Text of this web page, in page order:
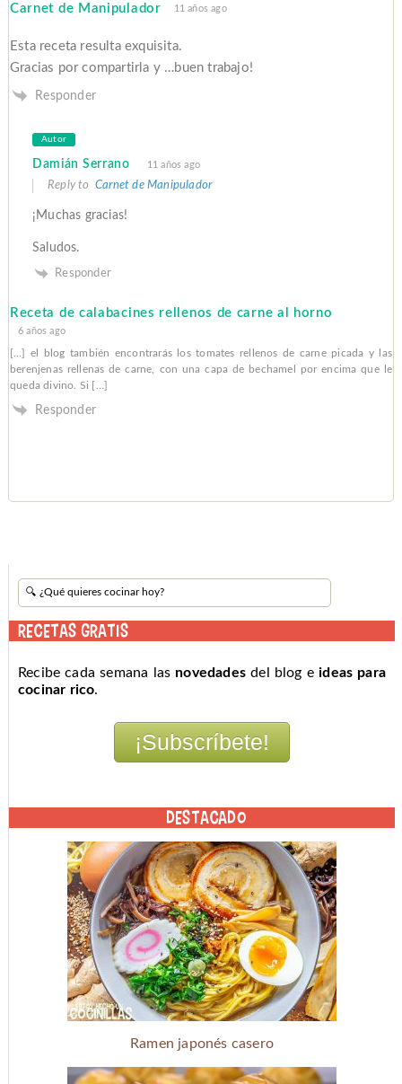
Carnet de Manipulador 11 años ago
Esta receta resulta exquisita.
Gracias por compartirla y …buen trabajo!
Responder
Autor
Damián Serrano 11 años ago
Reply to Carnet de Manipulador
¡Muchas gracias!
Saludos.
Responder
Receta de calabacines rellenos de carne al horno
6 años ago
[…] el blog también encontrarás los tomates rellenos de carne picada y las
berenjenas rellenas de carne, con una capa de bechamel por encima que le
queda divino. Si […]
Responder
RECETAS GRATIS
Recibe cada semana las novedades del blog eideas para
cocinar rico.
DESTACADO
Ramen japonés casero